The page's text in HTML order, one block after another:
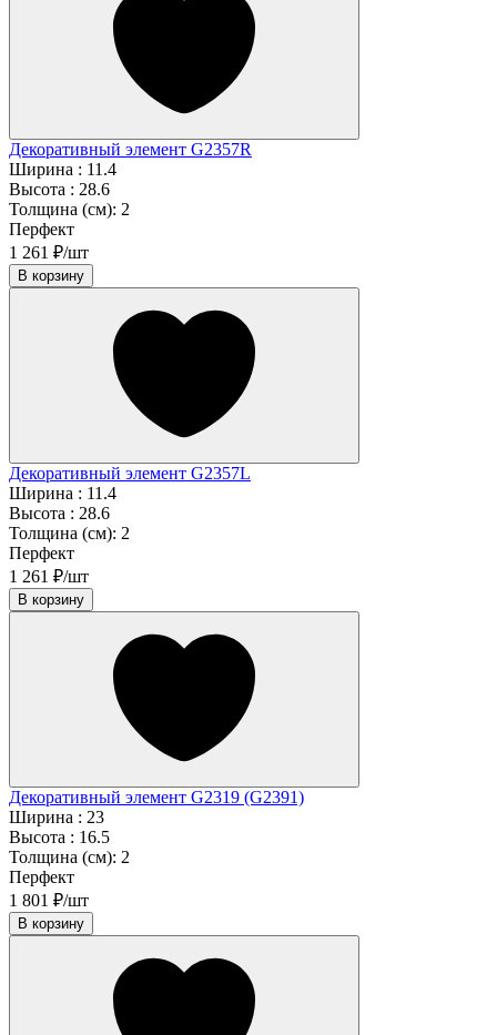
Декоративный элемент G2357R
Ширина : 11.4
Высота : 28.6
Толщина (см): 2
Перфект
1 261 ₽/шт
В корзину
Декоративный элемент G2357L
Ширина : 11.4
Высота : 28.6
Толщина (см): 2
Перфект
1 261 ₽/шт
В корзину
Декоративный элемент G2319 (G2391)
Ширина : 23
Высота : 16.5
Толщина (см): 2
Перфект
1 801 ₽/шт
В корзину